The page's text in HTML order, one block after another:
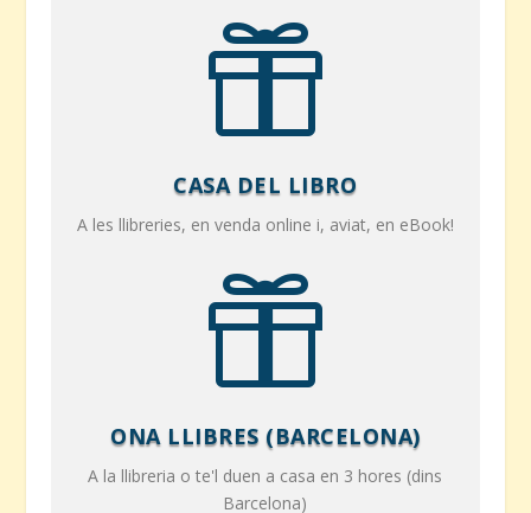

CASA DEL LIBRO
A les llibreries, en venda online i, aviat, en eBook!

ONA LLIBRES (BARCELONA)
A la llibreria o te'l duen a casa en 3 hores (dins
Barcelona)